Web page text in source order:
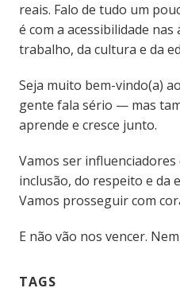
reais. Falo de tudo um
é com a acessibilidade nas
trabalho, da cultura e da
Seja muito bem-vindo(a) ao
gente fala sério — mas
aprende e cresce junto.
Vamos ser influenciadores
inclusão, do respeito e da
Vamos prosseguir com
E não vão nos vencer.
TAGS